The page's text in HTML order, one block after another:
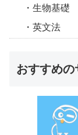
生物基礎
英文法
おすすめの